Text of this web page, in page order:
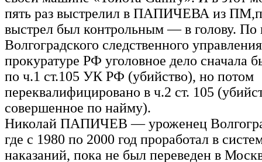
пять раз выстрелил в ПАПИЧЕВА из
выстрел был контрольным — в голову.
Волгоградского следственного
прокуратуре РФ уголовное дело сначала
по ч.1 ст.105 УК РФ (убийство), но потом
переквалифицировано в ч.2 ст. 105
совершенное по найму).
Николай ПАПИЧЕВ — уроженец
где с 1980 по 2000 год проработал в
наказаний, пока не был переведен в